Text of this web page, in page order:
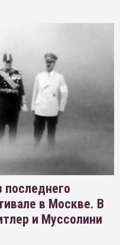
последнего
в Москве. В
и Муссолини